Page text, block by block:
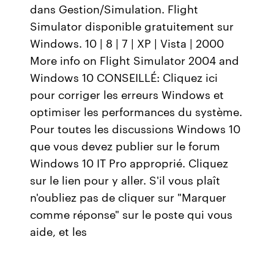
dans Gestion/Simulation. Flight
Simulator disponible gratuitement sur
Windows. 10 | 8 | 7 | XP | Vista | 2000
More info on Flight Simulator 2004 and
Windows 10 CONSEILLÉ: Cliquez ici
pour corriger les erreurs Windows et
optimiser les performances du système.
Pour toutes les discussions Windows 10
que vous devez publier sur le forum
Windows 10 IT Pro approprié. Cliquez
sur le lien pour y aller. S'il vous plaît
n'oubliez pas de cliquer sur "Marquer
comme réponse" sur le poste qui vous
aide, et les